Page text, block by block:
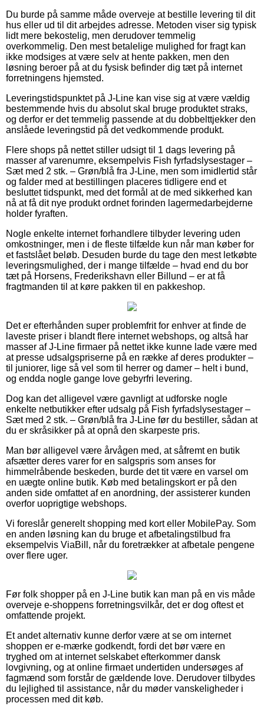
Du burde på samme måde overveje at bestille levering til dit
hus eller ud til dit arbejdes adresse. Metoden viser sig typisk
lidt mere bekostelig, men derudover temmelig
overkommelig. Den mest betalelige mulighed for fragt kan
ikke modsiges at være selv at hente pakken, men den
løsning beroer på at du fysisk befinder dig tæt på internet
forretningens hjemsted.
Leveringstidspunktet på J-Line kan vise sig at være vældig
bestemmende hvis du absolut skal bruge produktet straks,
og derfor er det temmelig passende at du dobbelttjekker den
anslåede leveringstid på det vedkommende produkt.
Flere shops på nettet stiller udsigt til 1 dags levering på
masser af varenumre, eksempelvis Fish fyrfadslysestager –
Sæt med 2 stk. – Grøn/blå fra J-Line, men som imidlertid står
og falder med at bestillingen placeres tidligere end et
besluttet tidspunkt, med det formål at de med sikkerhed kan
nå at få dit nye produkt ordnet forinden lagermedarbejderne
holder fyraften.
Nogle enkelte internet forhandlere tilbyder levering uden
omkostninger, men i de fleste tilfælde kun når man køber for
et fastslået beløb. Desuden burde du tage den mest letkøbte
leveringsmulighed, der i mange tilfælde – hvad end du bor
tæt på Horsens, Frederikshavn eller Billund – er at få
fragtmanden til at køre pakken til en pakkeshop.
Det er efterhånden super problemfrit for enhver at finde de
laveste priser i blandt flere internet webshops, og altså har
masser af J-Line firmaer på nettet ikke kunne lade være med
at presse udsalgspriserne på en række af deres produkter –
til juniorer, lige så vel som til herrer og damer – helt i bund,
og endda nogle gange love gebyrfri levering.
Dog kan det alligevel være gavnligt at udforske nogle
enkelte netbutikker efter udsalg på Fish fyrfadslysestager –
Sæt med 2 stk. – Grøn/blå fra J-Line før du bestiller, sådan at
du er skråsikker på at opnå den skarpeste pris.
Man bør alligevel være årvågen med, at såfremt en butik
afsætter deres varer for en salgspris som anses for
himmelråbende beskeden, burde det tit være en varsel om
en uægte online butik. Køb med betalingskort er på den
anden side omfattet af en anordning, der assisterer kunden
overfor uoprigtige webshops.
Vi foreslår generelt shopping med kort eller MobilePay. Som
en anden løsning kan du bruge et afbetalingstilbud fra
eksempelvis ViaBill, når du foretrækker at afbetale pengene
over flere uger.
Før folk shopper på en J-Line butik kan man på en vis måde
overveje e-shoppens forretningsvilkår, det er dog oftest et
omfattende projekt.
Et andet alternativ kunne derfor være at se om internet
shoppen er e-mærke godkendt, fordi det bør være en
tryghed om at internet selskabet efterkommer dansk
lovgivning, og at online firmaet undertiden undersøges af
fagmænd som forstår de gældende love. Derudover tilbydes
du lejlighed til assistance, når du møder vanskeligheder i
processen med dit køb.